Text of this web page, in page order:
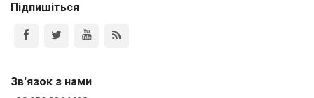
Підпишіться
Зв'язок з нами